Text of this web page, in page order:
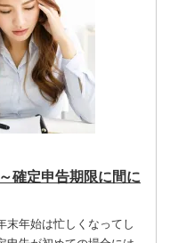
確定申告期限に間に
末年始は忙しくなってし